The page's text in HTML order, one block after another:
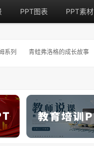
PPT图表 PPT素材
系列 青蛙弗洛格的成长故事